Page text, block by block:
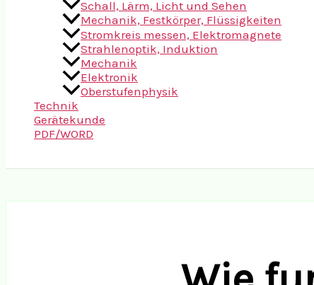
Schall, Lärm, Licht und Sehen
Mechanik, Festkörper, Flüssigkeiten
Stromkreis messen, Elektromagnete
Strahlenoptik, Induktion
Mechanik
Elektronik
Oberstufenphysik
Technik
Gerätekunde
PDF/WORD